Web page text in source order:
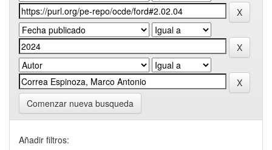
Comenzar nueva busqueda
Añadir filtros: